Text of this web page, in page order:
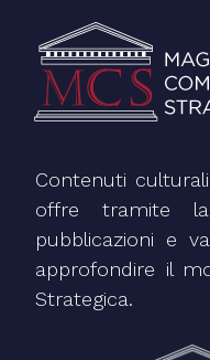
Contenuti
offre tramite
pubblicazioni e
approfondire il
Strategica.